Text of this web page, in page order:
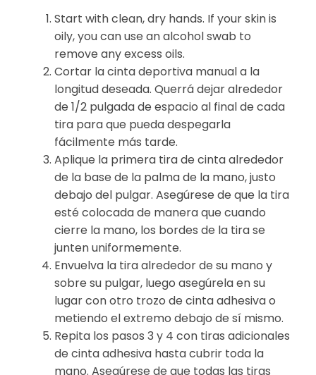
Start with clean, dry hands. If your skin is
oily, you can use an alcohol swab to
remove any excess oils.
Cortar la cinta deportiva manual a la
longitud deseada. Querrá dejar alrededor
de 1/2 pulgada de espacio al final de cada
tira para que pueda despegarla
fácilmente más tarde.
Aplique la primera tira de cinta alrededor
de la base de la palma de la mano, justo
debajo del pulgar. Asegúrese de que la tira
esté colocada de manera que cuando
cierre la mano, los bordes de la tira se
junten uniformemente.
Envuelva la tira alrededor de su mano y
sobre su pulgar, luego asegúrela en su
lugar con otro trozo de cinta adhesiva o
metiendo el extremo debajo de sí mismo.
Repita los pasos 3 y 4 con tiras adicionales
de cinta adhesiva hasta cubrir toda la
mano. Asegúrese de que todas las tiras